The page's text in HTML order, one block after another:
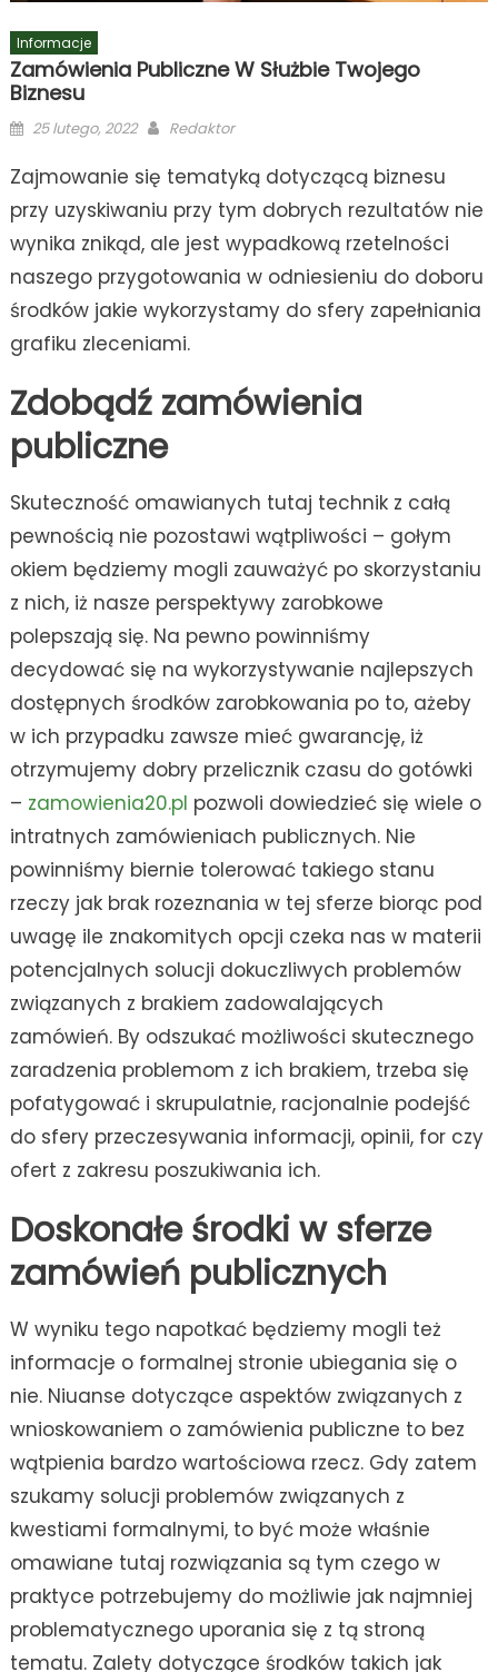
Informacje
Zamówienia Publiczne W Służbie Twojego
Biznesu
Posted
25 lutego, 2022 Author
Redaktor
Zajmowanie się tematyką dotyczącą biznesu
przy uzyskiwaniu przy tym dobrych rezultatów nie
wynika znikąd, ale jest wypadkową rzetelności
naszego przygotowania w odniesieniu do doboru
środków jakie wykorzystamy do sfery zapełniania
grafiku zleceniami.
Zdobądź zamówienia
publiczne
Skuteczność omawianych tutaj technik z całą
pewnością nie pozostawi wątpliwości – gołym
okiem będziemy mogli zauważyć po skorzystaniu
z nich, iż nasze perspektywy zarobkowe
polepszają się. Na pewno powinniśmy
decydować się na wykorzystywanie najlepszych
dostępnych środków zarobkowania po to, ażeby
w ich przypadku zawsze mieć gwarancję, iż
otrzymujemy dobry przelicznik czasu do gotówki
– zamowienia20.pl pozwoli dowiedzieć się wiele o
intratnych zamówieniach publicznych. Nie
powinniśmy biernie tolerować takiego stanu
rzeczy jak brak rozeznania w tej sferze biorąc pod
uwagę ile znakomitych opcji czeka nas w materii
potencjalnych solucji dokuczliwych problemów
związanych z brakiem zadowalających
zamówień. By odszukać możliwości skutecznego
zaradzenia problemom z ich brakiem, trzeba się
pofatygować i skrupulatnie, racjonalnie podejść
do sfery przeczesywania informacji, opinii, for czy
ofert z zakresu poszukiwania ich.
Doskonałe środki w sferze
zamówień publicznych
W wyniku tego napotkać będziemy mogli też
informacje o formalnej stronie ubiegania się o
nie. Niuanse dotyczące aspektów związanych z
wnioskowaniem o zamówienia publiczne to bez
wątpienia bardzo wartościowa rzecz. Gdy zatem
szukamy solucji problemów związanych z
kwestiami formalnymi, to być może właśnie
omawiane tutaj rozwiązania są tym czego w
praktyce potrzebujemy do możliwie jak najmniej
problematycznego uporania się z tą stroną
tematu. Zalety dotyczące środków takich jak